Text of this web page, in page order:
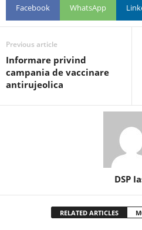
Facebook WhatsApp
Previous article
Informare privind
campania de vaccinare
antirujeolica
DSP
RELATED ARTICLES